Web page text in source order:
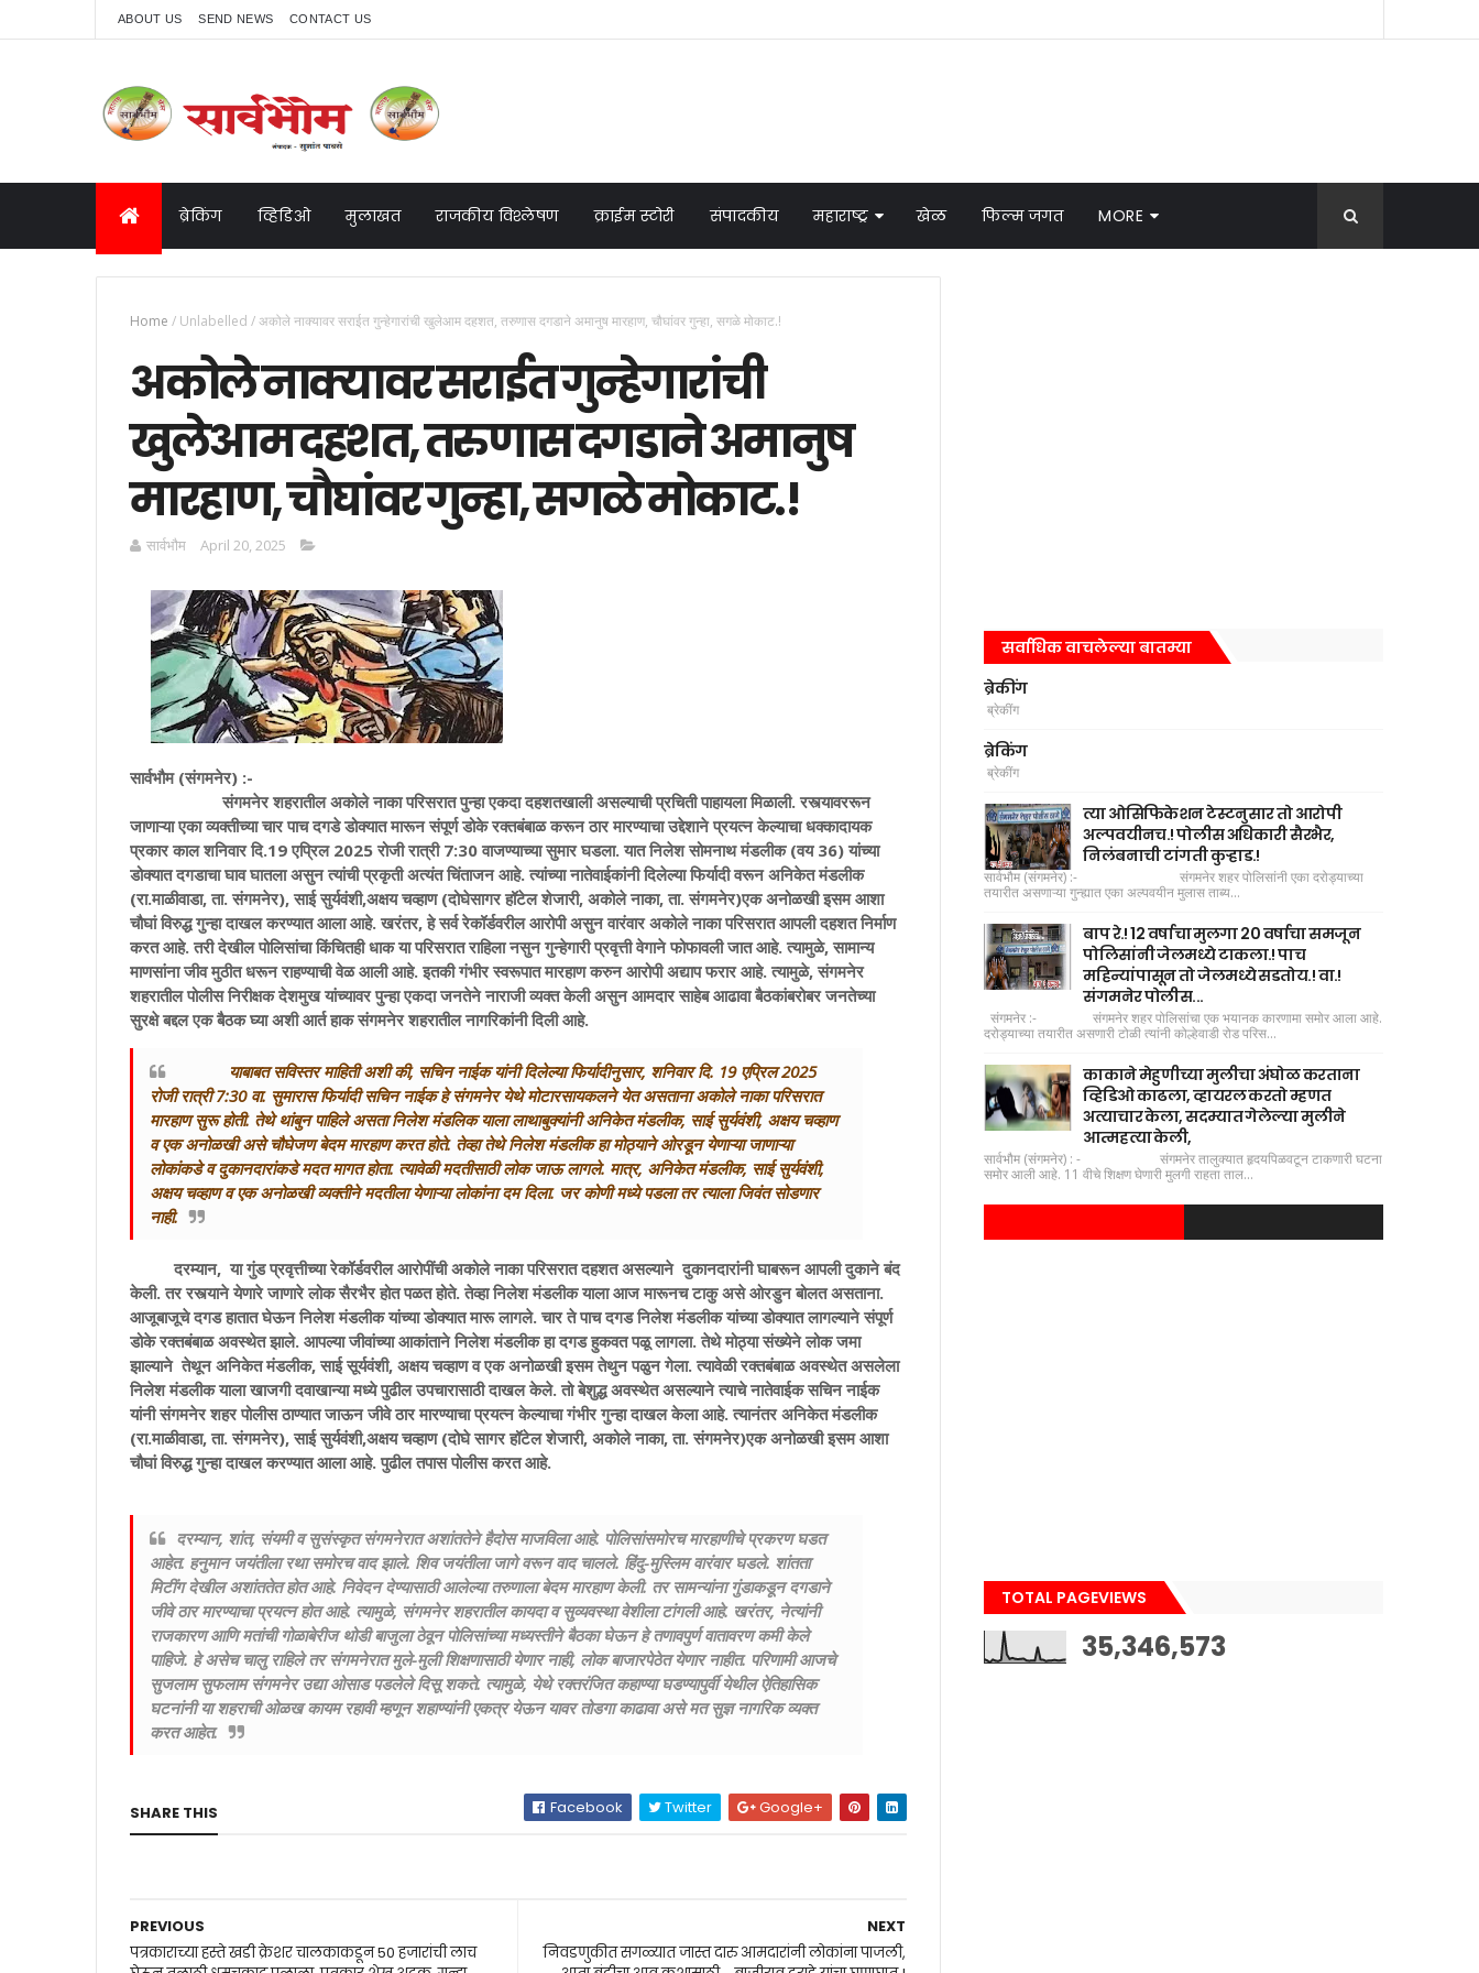
ABOUT US SEND NEWS CONTACT US
ब्रेकिंग व्हिडिओ मुलाखत राजकीय विश्लेषण क्राईम स्टोरी संपादकीय महाराष्ट्र खेळ फिल्म जगत MORE
Home / Unlabelled /अकोले नाक्यावर सराईत गुन्हेगारांची खुलेआम दहशत, तरुणास दगडाने अमानुष मारहाण, चौघांवर गुन्हा, सगळे मोकाट.!
अकोले नाक्यावर सराईत गुन्हेगारांची
खुलेआम दहशत, तरुणास दगडाने अमानुष
मारहाण, चौघांवर गुन्हा, सगळे मोकाट.!
सार्वभाैम April 20, 2025
सार्वभौम (संगमनेर) :-
संगमनेर शहरातील अकोले नाका परिसरात पुन्हा एकदा दहशतखाली असल्याची प्रचिती पाहायला मिळाली. रस्त्यावररून
जाणाऱ्या एका व्यक्तीच्या चार पाच दगडे डोक्यात मारून संपूर्ण डोके रक्तबंबाळ करून ठार मारण्याचा उद्देशाने प्रयत्न केल्याचा धक्कादायक
प्रकार काल शनिवार दि.19 एप्रिल 2025 रोजी रात्री 7:30 वाजण्याच्या सुमार घडला. यात निलेश सोमनाथ मंडलीक (वय 36) यांच्या
डोक्यात दगडाचा घाव घातला असुन त्यांची प्रकृती अत्यंत चिंताजन आहे. त्यांच्या नातेवाईकांनी दिलेल्या फिर्यादी वरून अनिकेत मंडलीक
(रा.माळीवाडा, ता. संगमनेर), साई सुर्यवंशी,अक्षय चव्हाण (दोघेसागर हॉटेल शेजारी, अकोले नाका, ता. संगमनेर)एक अनोळखी इसम आशा
चौघां विरुद्ध गुन्हा दाखल करण्यात आला आहे. खरंतर, हे सर्व रेकॉर्डवरील आरोपी असुन वारंवार अकोले नाका परिसरात आपली दहशत निर्माण
करत आहे. तरी देखील पोलिसांचा किंचितही धाक या परिसरात राहिला नसुन गुन्हेगारी प्रवृत्ती वेगाने फोफावली जात आहे. त्यामुळे, सामान्य
माणसांना जीव मुठीत धरून राहण्याची वेळ आली आहे. इतकी गंभीर स्वरूपात मारहाण करुन आरोपी अद्याप फरार आहे. त्यामुळे, संगमनेर
शहरातील पोलीस निरीक्षक देशमुख यांच्यावर पुन्हा एकदा जनतेने नाराजी व्यक्त केली असुन आमदार साहेब आढावा बैठकांबरोबर जनतेच्या
सुरक्षे बद्दल एक बैठक घ्या अशी आर्त हाक संगमनेर शहरातील नागरिकांनी दिली आहे.
याबाबत सविस्तर माहिती अशी की, सचिन नाईक यांनी दिलेल्या फिर्यादीनुसार, शनिवार दि. 19 एप्रिल 2025
रोजी रात्री 7:30 वा. सुमारास फिर्यादी सचिन नाईक हे संगमनेर येथे मोटारसायकलने येत असताना अकोले नाका परिसरात
मारहाण सुरू होती. तेथे थांबुन पाहिले असता निलेश मंडलिक याला लाथाबुक्यांनी अनिकेत मंडलीक, साई सुर्यवंशी, अक्षय चव्हाण
व एक अनोळखी असे चौघेजण बेदम मारहाण करत होते. तेव्हा तेथे निलेश मंडलीक हा मोठ्याने ओरडून येणाऱ्या जाणाऱ्या
लोकांकडे व दुकानदारांकडे मदत मागत होता. त्यावेळी मदतीसाठी लोक जाऊ लागले. मात्र, अनिकेत मंडलीक, साई सुर्यवंशी,
अक्षय चव्हाण व एक अनोळखी व्यक्तीने मदतीला येणाऱ्या लोकांना दम दिला. जर कोणी मध्ये पडला तर त्याला जिवंत सोडणार
नाही.
दरम्यान, या गुंड प्रवृत्तीच्या रेकॉर्डवरील आरोपींची अकोले नाका परिसरात दहशत असल्याने दुकानदारांनी घाबरून आपली दुकाने बंद
केली. तर रस्त्याने येणारे जाणारे लोक सैरभैर होत पळत होते. तेव्हा निलेश मंडलीक याला आज मारूनच टाकु असे ओरडुन बोलत असताना.
आजूबाजूचे दगड हातात घेऊन निलेश मंडलीक यांच्या डोक्यात मारू लागले. चार ते पाच दगड निलेश मंडलीक यांच्या डोक्यात लागल्याने संपूर्ण
डोके रक्तबंबाळ अवस्थेत झाले. आपल्या जीवांच्या आकांताने निलेश मंडलीक हा दगड हुकवत पळू लागला. तेथे मोठ्या संख्येने लोक जमा
झाल्याने तेथून अनिकेत मंडलीक, साई सूर्यवंशी, अक्षय चव्हाण व एक अनोळखी इसम तेथुन पळुन गेला. त्यावेळी रक्तबंबाळ अवस्थेत असलेला
निलेश मंडलीक याला खाजगी दवाखान्या मध्ये पुढील उपचारासाठी दाखल केले. तो बेशुद्ध अवस्थेत असल्याने त्याचे नातेवाईक सचिन नाईक
यांनी संगमनेर शहर पोलीस ठाण्यात जाऊन जीवे ठार मारण्याचा प्रयत्न केल्याचा गंभीर गुन्हा दाखल केला आहे. त्यानंतर अनिकेत मंडलीक
(रा.माळीवाडा, ता. संगमनेर), साई सुर्यवंशी,अक्षय चव्हाण (दोघे सागर हॉटेल शेजारी, अकोले नाका, ता. संगमनेर)एक अनोळखी इसम आशा
चौघां विरुद्ध गुन्हा दाखल करण्यात आला आहे. पुढील तपास पोलीस करत आहे.
दरम्यान, शांत, संयमी व सुसंस्कृत संगमनेरात अशांततेने हैदोस माजविला आहे. पोलिसांसमोरच मारहाणीचे प्रकरण घडत
आहेत. हनुमान जयंतीला रथा समोरच वाद झाले. शिव जयंतीला जागे वरून वाद चालले. हिंदु-मुस्लिम वारंवार घडले. शांतता
मिटींग देखील अशांततेत होत आहे. निवेदन देण्यासाठी आलेल्या तरुणाला बेदम मारहाण केली. तर सामन्यांना गुंडाकडून दगडाने
जीवे ठार मारण्याचा प्रयत्न होत आहे. त्यामुळे, संगमनेर शहरातील कायदा व सुव्यवस्था वेशीला टांगली आहे. खरंतर, नेत्यांनी
राजकारण आणि मतांची गोळाबेरीज थोडी बाजुला ठेवून पोलिसांच्या मध्यस्तीने बैठका घेऊन हे तणावपुर्ण वातावरण कमी केले
पाहिजे. हे असेच चालु राहिले तर संगमनेरात मुले-मुली शिक्षणासाठी येणार नाही, लोक बाजारपेठेत येणार नाहीत. परिणामी आजचे
सुजलाम सुफलाम संगमनेर उद्या ओसाड पडलेले दिसू शकते. त्यामुळे, येथे रक्तरंजित कहाण्या घडण्यापुर्वी येथील ऐतिहासिक
घटनांनी या शहराची ओळख कायम रहावी म्हणून शहाण्यांनी एकत्र येऊन यावर तोडगा काढावा असे मत सुज्ञ नागरिक व्यक्त
करत आहेत.
SHARE THIS Facebook Twitter Google+
NEXT
निवडणुकीत सगळ्यात जास्त दारु आमदारांनी लोकांना पाजली,
PREVIOUS
पत्रकाराच्या हस्ते खडी क्रेशर चालकाकडून 50 हजारांची लाच
सर्वाधिक वाचलेल्या बातम्या
ब्रेकींग
ब्रेकींग
ब्रेकिंग
ब्रेकींग
त्या ओसिफिकेशन टेस्टनुसार तो आरोपी
अल्पवयीनच.! पोलीस अधिकारी सैरभैर,
निलंबनाची टांगती कुऱ्हाड.!
सार्वभौम (संगमनेर) :- संगमनेर शहर पोलिसांनी एका दरोड्याच्या
तयारीत असणाऱ्या गुन्ह्यात एका अल्पवयीन मुलास ताब्य...
बाप रे.! 12 वर्षाचा मुलगा 20 वर्षाचा समजून
पोलिसांनी जेलमध्ये टाकला.! पाच
महिन्यांपासून तो जेलमध्ये सडतोय.! वा.!
संगमनेर पोलीस...
संगमनेर :- संगमनेर शहर पोलिसांचा एक भयानक कारणामा समोर आला आहे.
दरोड्याच्या तयारीत असणारी टोळी त्यांनी कोल्हेवाडी रोड परिस...
काकाने मेहुणीच्या मुलीचा अंघोळ करताना
व्हिडिओ काढला, व्हायरल करतो म्हणत
अत्याचार केला, सदम्यात गेलेल्या मुलीने
आत्महत्या केली,
सार्वभौम (संगमनेर) : - संगमनेर तालुक्यात हृदयपिळवटून टाकणारी घटना
समोर आली आहे. 11 वीचे शिक्षण घेणारी मुलगी राहता ताल...
TOTAL PAGEVIEWS
35,346,573